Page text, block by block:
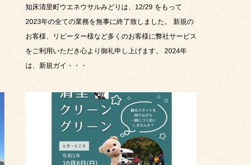
知床清里町ウエネウサルみどりは、12/29 をもって
2023年の全ての業務を無事に終了致しました。 新規の
お客様、リピーター様など多くのお客様に弊社サービス
をご利用いただき心より御礼申し上げます。 2024年
は、新規ガイ・・・